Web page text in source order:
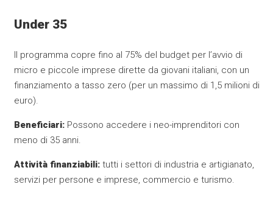
Under 35
Il programma copre fino al 75% del budget per l’avvio di
micro e piccole imprese dirette da giovani italiani, con un
finanziamento a tasso zero (per un massimo di 1,5 milioni di
euro).
Beneficiari:Possono accedere i neo-imprenditori con
meno di 35 anni.
Attività finanziabili:tutti i settori di industria e artigianato,
servizi per persone e imprese, commercio e turismo.